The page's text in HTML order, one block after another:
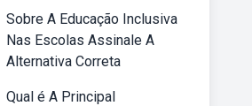
Sobre A Educação Inclusiva
Nas Escolas Assinale A
Alternativa Correta
Qual é A Principal